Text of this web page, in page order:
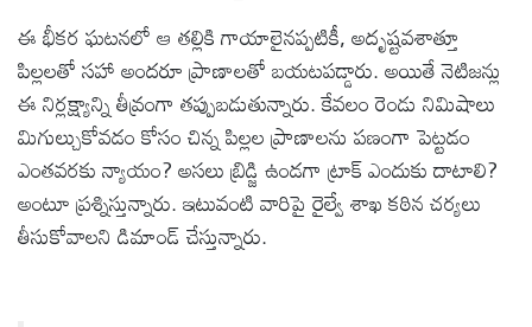
ఈ భీకర ఘటనలో ఆ తల్లికి గాయాలైనప్పటికీ, అదృష్టవశాత్తూ
పిల్లలతో సహా అందరూ ప్రాణాలతో బయటపడ్డారు. అయితే నెటిజన్లు
ఈ నిర్లక్ష్యాన్ని తీవ్రంగా తప్పుబడుతున్నారు. కేవలం రెండు నిమిషాలు
మిగుల్చుకోవడం కోసం చిన్న పిల్లల ప్రాణాలను పణంగా పెట్టడం
ఎంతవరకు న్యాయం? అసలు బ్రిడ్జి ఉండగా ట్రాక్ ఎందుకు దాటాలి?
అంటూ ప్రశ్నిస్తున్నారు. ఇటువంటి వారిపై రైల్వే శాఖ కఠిన చర్యలు
తీసుకోవాలని డిమాండ్ చేస్తున్నారు.